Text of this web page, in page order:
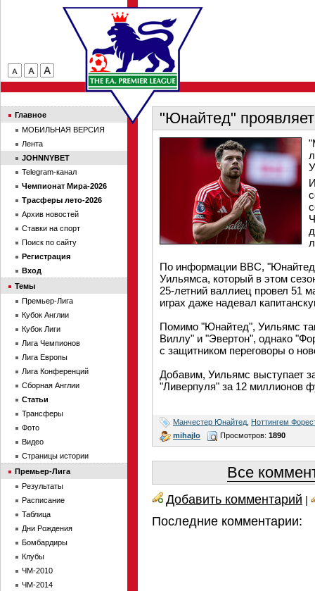
"Юнайтед"
По информации BBC,
Уильямса, который в этом
25-летний валлиец провел 51
играх даже надевал
Помимо "Юнайтед", Уильямс
Виллу" и "Эвертон", однако
с защитником переговоры о
Добавим, Уильямс выступает
"Ливерпуля" за 12 миллионов
Манчестер Юнайтед Ноттингем
mihajlo
Просмотров: 1890
Все
Добавить комментарий |
Последние комментарии:
Главное
МОБИЛЬНАЯ ВЕРСИЯ
Лента
JOHNNYBET
Telegram-канал
Чемпионат Мира-2026
Трасферы лето-2026
Архив новостей
Ставки на спорт
Поиск по сайту
Регистрация
Вход
Темы
Премьер-Лига
Кубок Англии
Кубок Лиги
Лига Чемпионов
Лига Европы
Лига Конференций
Сборная Англии
Статьи
Трансферы
Фото
Видео
Страницы истории
Премьер-Лига
Результаты
Расписание
Таблица
Дни Рождения
Бомбардиры
Клубы
ЧМ-2010
ЧМ-2014